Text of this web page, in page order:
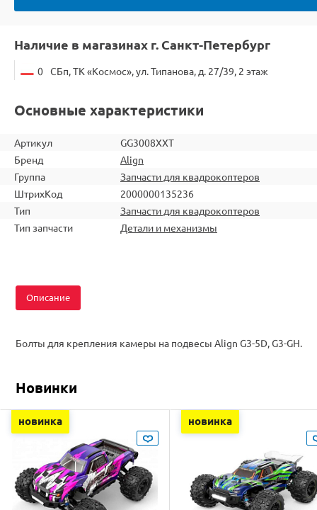
Наличие в магазинах г. Санкт-Петербург
0 СБп, ТК «Космос», ул. Типанова, д. 27/39, 2 этаж
Основные характеристики
Артикул
GG3008XXT
Бренд
Align
Группа
Запчасти для квадрокоптеров
ШтрихКод
2000000135236
Тип
Запчасти для квадрокоптеров
Тип запчасти
Детали и механизмы
Описание
Болты для крепления камеры на подвесы Align G3-5D, G3-GH.
Новинки
новинка новинка